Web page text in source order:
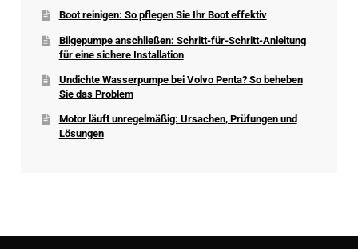
Boot reinigen: So pflegen Sie Ihr Boot effektiv
Bilgepumpe anschließen: Schritt-für-Schritt-Anleitung
für eine sichere Installation
Undichte Wasserpumpe bei Volvo Penta? So beheben
Sie das Problem
Motor läuft unregelmäßig: Ursachen, Prüfungen und
Lösungen